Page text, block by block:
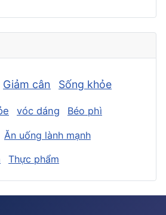
Giảm cân Sống khỏe
vóc dáng Béo phì
Ăn uống lành mạnh
Thực phẩm